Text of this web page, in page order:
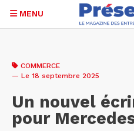
contenu
MENU
COMMERCE
— Le 18 septembre 2025
Un nouvel
pour